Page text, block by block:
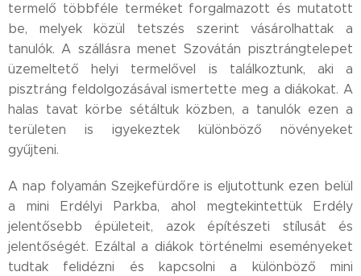
termelő többféle terméket forgalmazott és mutatott
be, melyek közül tetszés szerint vásárolhattak a
tanulók. A szállásra menet Szovátán pisztrángtelepet
üzemeltető helyi termelővel is találkoztunk, aki a
pisztráng feldolgozásával ismertette meg a diákokat. A
halas tavat körbe sétáltuk közben, a tanulók ezen a
területen is igyekeztek különböző növényeket
gyűjteni.
A nap folyamán Szejkefürdőre is eljutottunk ezen belül
a mini Erdélyi Parkba, ahol megtekintettük Erdély
jelentősebb épületeit, azok építészeti stílusát és
jelentőségét. Ezáltal a diákok történelmi eseményeket
tudtak felidézni és kapcsolni a különböző mini